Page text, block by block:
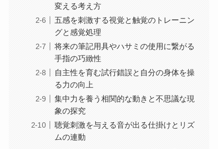
変える考え方
五感を刺激する視覚と触覚のトレーニン
グと感覚処理
将来の筆記用具やハサミの使用に繋がる
手指の巧緻性
自主性を育む試行錯誤と自分の身体を操
る力の向上
集中力を養う相関的な動きと不思議な現
象の探究
聴覚刺激を与える音が出る仕掛けとリズ
ムの連動